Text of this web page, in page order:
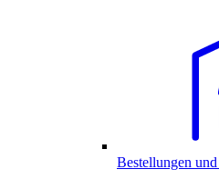
Bestellungen